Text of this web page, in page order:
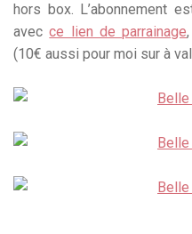
hors box. L’abonnement
avecce lien de parrainage
(10€ aussi pour moi sur à